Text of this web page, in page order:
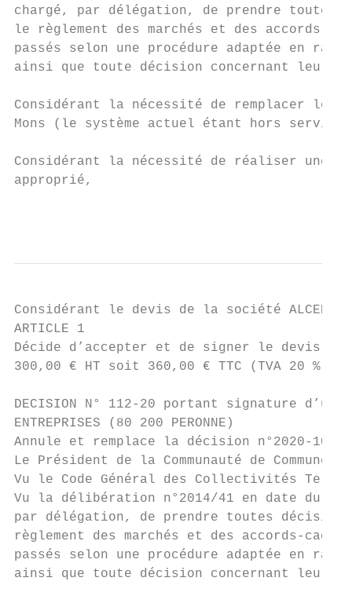
chargé, par délégation, de prendre
le règlement des marchés et des accords-
passés selon une procédure adaptée en
ainsi que toute décision concernant leurs
Considérant la nécessité de remplacer le
Mons (le système actuel étant hors
Considérant la nécessité de réaliser une
approprié,
Considérant le devis de la société ALCED’O
ARTICLE 1
Décide d’accepter et de signer le devis n°
300,00 € HT soit 360,00 € TTC (TVA 20 %).
DECISION N° 112-20 portant signature
ENTREPRISES (80 200 PERONNE)
Annule et remplace la décision n°2020-10
Le Président de la Communauté de Communes
Vu le Code Général des Collectivités
Vu la délibération n°2014/41 en date du
par délégation, de prendre toutes
règlement des marchés et des accords-
passés selon une procédure adaptée en
ainsi que toute décision concernant leurs